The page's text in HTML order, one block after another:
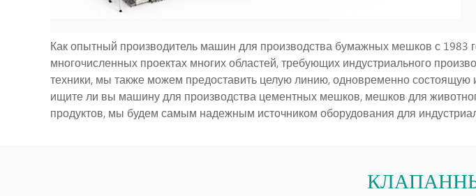
Как опытный производитель машин для производства бумажных мешков с 1983
многочисленных проектах многих областей, требующих индустриального
техники, мы также можем предоставить целую линию, одновременно состоящую
ищите ли вы машину для производства цементных мешков, мешков для
продуктов, мы будем самым надежным источником оборудования для